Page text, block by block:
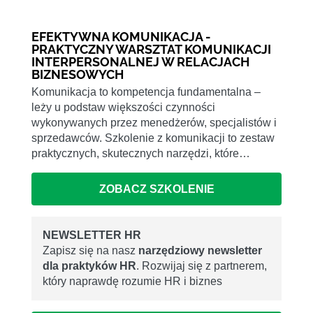
EFEKTYWNA KOMUNIKACJA -
PRAKTYCZNY WARSZTAT KOMUNIKACJI
INTERPERSONALNEJ W RELACJACH
BIZNESOWYCH
Komunikacja to kompetencja fundamentalna –
leży u podstaw większości czynności
wykonywanych przez menedżerów, specjalistów i
sprzedawców. Szkolenie z komunikacji to zestaw
praktycznych, skutecznych narzędzi, które…
ZOBACZ SZKOLENIE
NEWSLETTER HR
Zapisz się na nasz narzędziowy newsletter
dla praktyków HR. Rozwijaj się z partnerem,
który naprawdę rozumie HR i biznes